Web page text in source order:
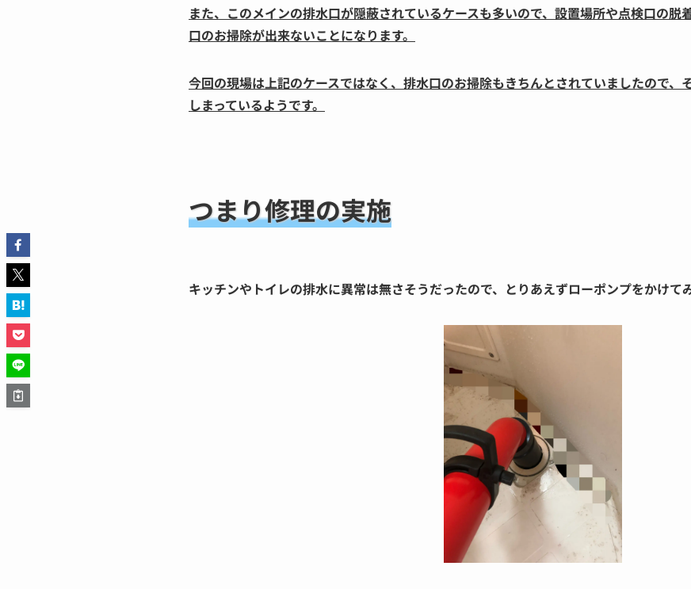
また、このメインの排水口が隠蔽されているケースも多いので、設置場所や点検口の脱
口のお掃除が出来ないことになります。
今回の現場は上記のケースではなく、排水口のお掃除もきちんとされていましたので、
しまっているようです。
つまり修理の実施
キッチンやトイレの排水に異常は無さそうだったので、とりあえずローポンプをかけ